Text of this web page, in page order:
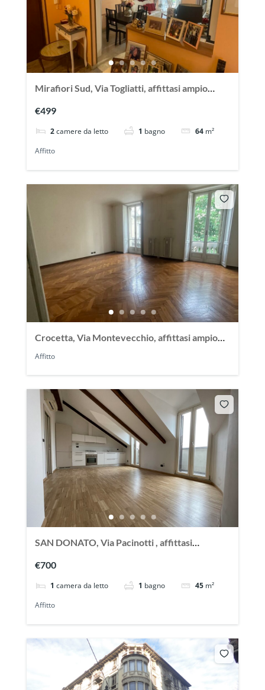
Mirafiori Sud, Via Togliatti, affittasi ampio
€499
2camere da letto 1 bagno 64 m²
Affitto
Crocetta, Via Montevecchio, affittasi ampio
appartamento 150 mq
Affitto
SAN DONATO, Via Pacinotti , affittasi
€700
1 camera da letto 1 bagno 45 m²
Affitto